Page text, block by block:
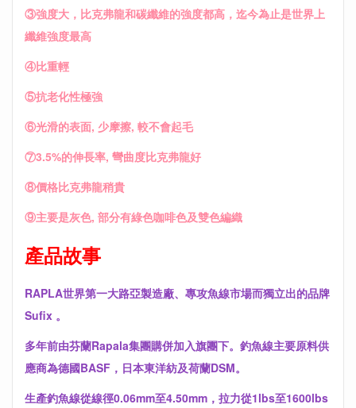
③強度大，比克弗龍和碳纖維的強度都高，迄今為止是世界上
纖維強度最高
④比重輕
⑤抗老化性極強
⑥光滑的表面, 少摩擦, 較不會起毛
⑦3.5%的伸長率, 彎曲度比克弗龍好
⑧價格比克弗龍稍貴
⑨主要是灰色, 部分有綠色咖啡色及雙色編織
產品故事
RAPLA世界第一大路亞製造廠、專攻魚線市場而獨立出的品牌
Sufix 。
多年前由芬蘭Rapala集團購併加入旗團下。釣魚線主要原料供
應商為德國BASF，日本東洋紡及荷蘭DSM。
生產釣魚線從線徑0.06mm至4.50mm，拉力從1lbs至1600lbs